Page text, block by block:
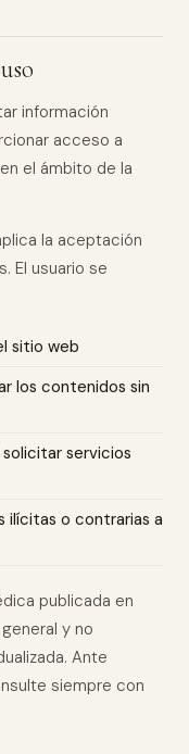
información
acceso a
el ámbito de la
la aceptación
El usuario se
sitio web
los contenidos sin
servicios
ilícitas o contrarias a
publicada en
y no
Ante
siempre con